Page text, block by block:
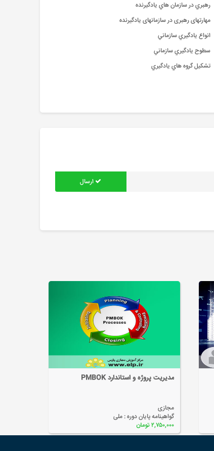
رهبري در سازمان هاي يادگيرنده
مهارتهای رهبری در سازمانهای یادگیرنده
انواع يادگيري سازماني
سطوح يادگيري سازماني
تشكيل گروه هاي يادگيري
ارسال
مدیریت پروژه و استاندارد PMBOK
مجازی
گواهینامه پایان دوره :ملی
۲,۷۵۰,۰۰۰ تومان